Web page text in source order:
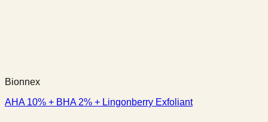
Bionnex
AHA 10% + BHA 2% + Lingonberry Exfoliant